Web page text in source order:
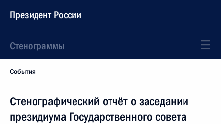
Президент России
Стенограммы
События
Стенографический отчёт о заседании
президиума Государственного совета